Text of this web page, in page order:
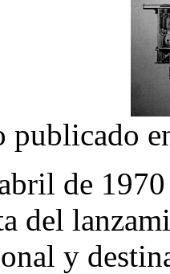
publicado
de
del
y